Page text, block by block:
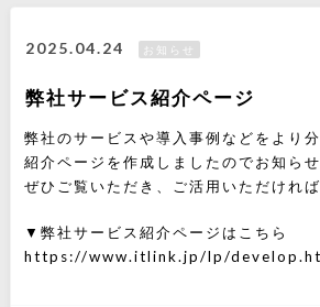
2025.04.24 お知らせ
弊社サービス紹介ページ
弊社のサービスや導入事例などをより
紹介ページを作成しましたのでお知らせ
ぜひご覧いただき、ご活用いただければ
▼弊社サービス紹介ページはこちら
https://www.itlink.jp/lp/